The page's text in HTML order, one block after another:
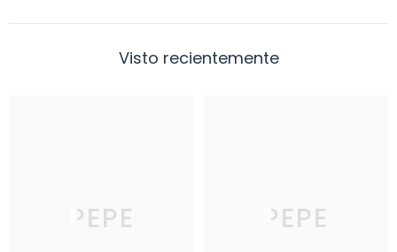
Visto recientemente
PEPE PEPE